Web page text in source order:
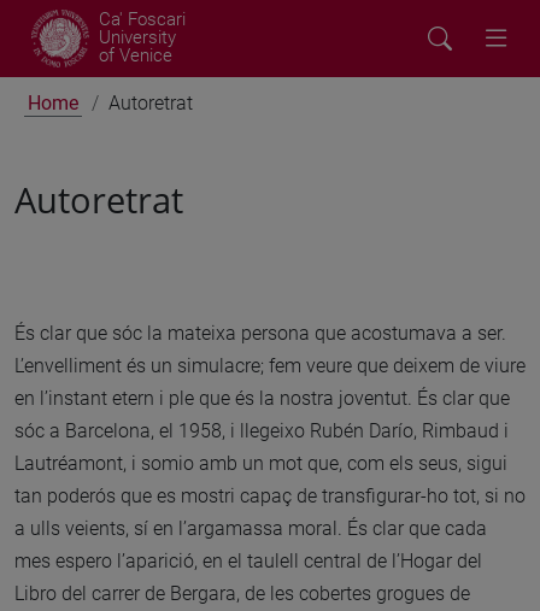
Ca' Foscari
University
of Venice
Home Autoretrat
Autoretrat
És clar que sóc la mateixa persona que acostumava a ser.
L’envelliment és un simulacre; fem veure que deixem de viure
en l’instant etern i ple que és la nostra joventut. És clar que
sóc a Barcelona, el 1958, i llegeixo Rubén Darío, Rimbaud i
Lautréamont, i somio amb un mot que, com els seus, sigui
tan poderós que es mostri capaç de transfigurar-ho tot, si no
a ulls veients, sí en l’argamassa moral. És clar que cada
mes espero l’aparició, en el taulell central de l’Hogar del
Libro del carrer de Bergara, de les cobertes grogues de